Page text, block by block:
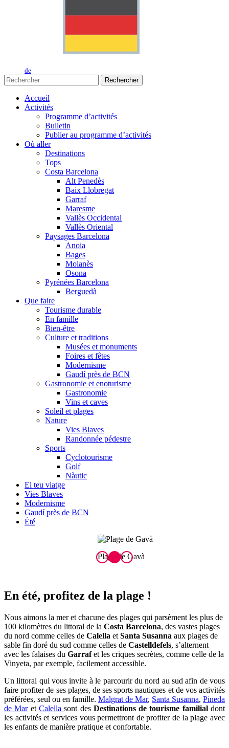
de
Rechercher
Accueil
Activités
Programme d’activités
Bulletin
Publier au programme d’activités
Où aller
Destinations
Tops
Costa Barcelona
Alt Penedès
Baix Llobregat
Garraf
Maresme
Vallès Occidental
Vallès Oriental
Paysages Barcelona
Anoia
Bages
Moianès
Osona
Pyrénées Barcelona
Berguedà
Que faire
Tourisme durable
En famille
Bien-être
Culture et traditions
Musées et monuments
Foires et fêtes
Modernisme
Gaudí près de BCN
Gastronomie et enoturisme
Gastronomie
Vins et caves
Soleil et plages
Nature
Vies Blaves
Randonnée pédestre
Sports
Cyclotourisme
Golf
Nàutic
El teu viatge
Vies Blaves
Modernisme
Gaudí près de BCN
Été
En été, profitez de la plage !
Nous aimons la mer et chacune des plages qui parsèment les plus de
100 kilomètres du littoral de la Costa Barcelona, des vastes plages
du nord comme celles de Calella et Santa Susanna aux plages de
sable fin doré du sud comme celles de Castelldefels, s’alternent
avec les falaises du Garrafet les criques secrètes, comme celle de la
Vinyeta, par exemple, facilement accessible.
Un littoral qui vous invite à le parcourir du nord au sud afin de vous
faire profiter de ses plages, de ses sports nautiques et de vos activités
préférées, seul ou en famille. Malgrat de Mar, Santa Susanna, Pineda
de Maret Calellasont des Destinations de tourisme familialdont
les activités et services vous permettront de profiter de la plage avec
les enfants de manière pratique et confortable.